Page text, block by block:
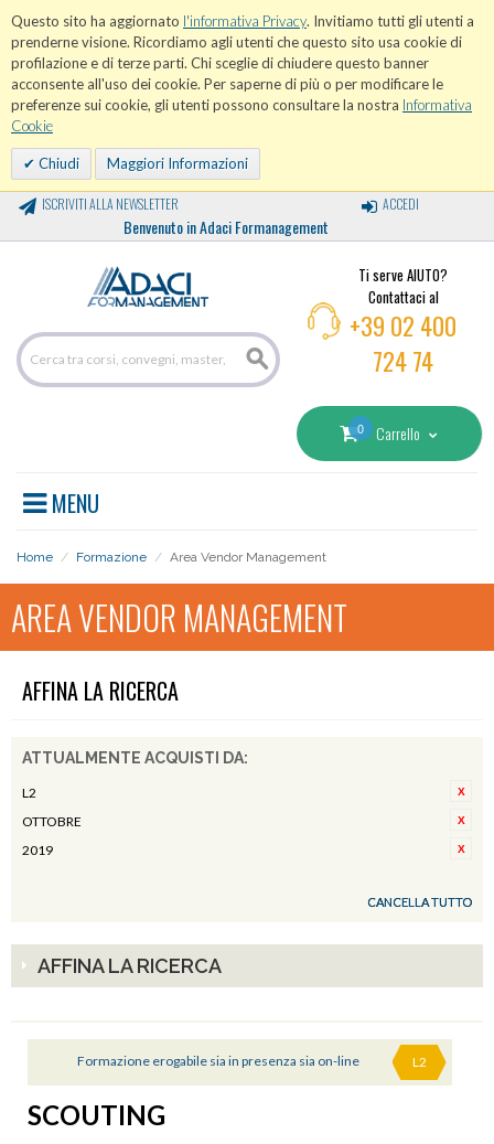
Questo sito ha aggiornato l'informativa Privacy. Invitiamo tutti gli utenti a
prenderne visione. Ricordiamo agli utenti che questo sito usa cookie di
profilazione e di terze parti. Chi sceglie di chiudere questo banner
acconsente all'uso dei cookie. Per saperne di più o per modificare le
preferenze sui cookie, gli utenti possono consultare la nostra Informativa
Cookie
Chiudi Maggiori Informazioni
ISCRIVITI ALLA NEWSLETTER
Benvenuto in Adaci Formanagement
ACCEDI
Ti serve AIUTO?
Contattaci al
+39 02 400
724 74
0 Carrello
MENU
Home / Formazione / Area Vendor Management
AREA VENDOR MANAGEMENT
AFFINA LA RICERCA
ATTUALMENTE ACQUISTI DA:
L2
OTTOBRE
2019
CANCELLA TUTTO
AFFINA LA RICERCA
Formazione erogabile sia in presenza sia on-line L2
SCOUTING